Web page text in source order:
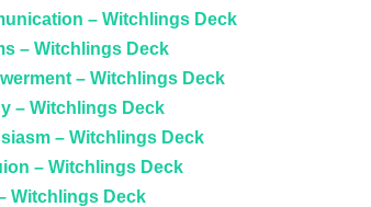
– Witchlings Deck
– Witchlings Deck
– Witchlings Deck
– Witchlings Deck
– Witchlings Deck
– Witchlings Deck
Witchlings Deck